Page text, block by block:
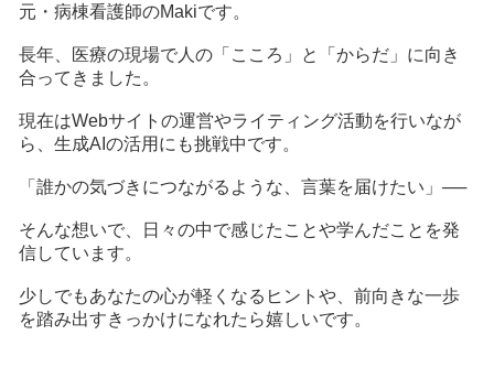
元・病棟看護師のMakiです。
長年、医療の現場で人の「こころ」と「からだ」に向き
合ってきました。
現在はWebサイトの運営やライティング活動を行いなが
ら、生成AIの活用にも挑戦中です。
「誰かの気づきにつながるような、言葉を届けたい」──
そんな想いで、日々の中で感じたことや学んだことを発
信しています。
少しでもあなたの心が軽くなるヒントや、前向きな一歩
を踏み出すきっかけになれたら嬉しいです。